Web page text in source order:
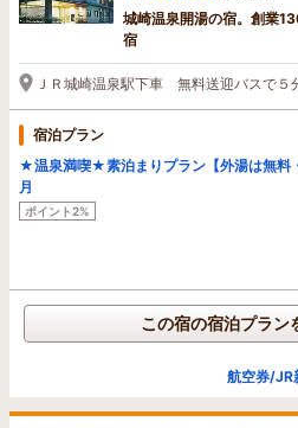
城崎温泉開湯の宿。創業
宿
ＪＲ城崎温泉駅下車 無料送迎バスで５
宿泊プラン
★温泉満喫★素泊まりプラン【外湯は無料
月
ポイント2%
この宿の宿泊プラン
航空券/JR